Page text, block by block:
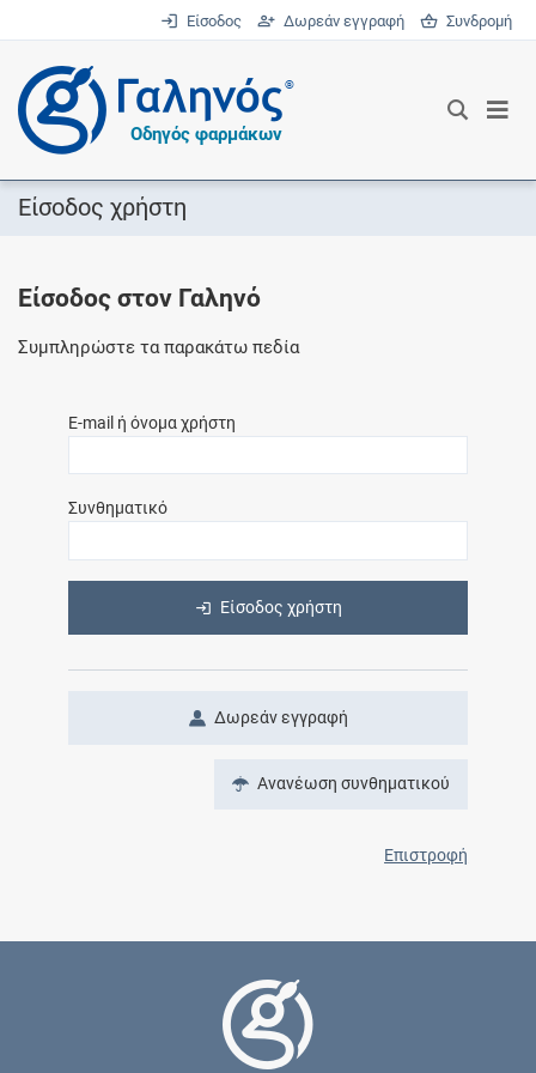
Είσοδος Δωρεάν εγγραφή Συνδρομή
®
Οδηγός φαρμάκων
Είσοδος χρήστη
Είσοδος στον Γαληνό
Συμπληρώστε τα παρακάτω πεδία
E-mail ή όνομα χρήστη
Συνθηματικό
Είσοδος χρήστη
Δωρεάν εγγραφή
Ανανέωση συνθηματικού
Επιστροφή